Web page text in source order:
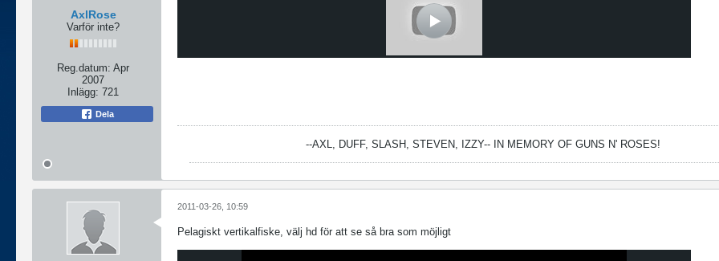
AxlRose
Varför inte?
Reg.datum: Apr
2007
Inlägg: 721
Dela
--AXL, DUFF, SLASH, STEVEN, IZZY-- IN MEMORY OF GUNS N' ROSES!
2011-03-26, 10:59
Pelagiskt vertikalfiske, välj hd för att se så bra som möjligt